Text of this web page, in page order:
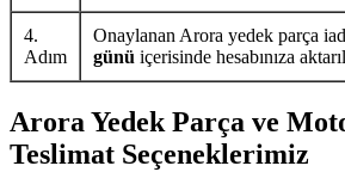
4.
Adım
Onaylanan Arora yedek parça
günü içerisinde hesabınıza
Arora Yedek Parça ve
Teslimat Seçeneklerimiz